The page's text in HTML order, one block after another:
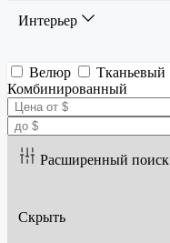
Интерьер
Велюр Тканьевый
Комбинированный
Расширенный поиск
Скрыть